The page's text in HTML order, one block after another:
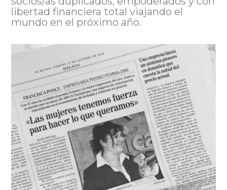
libertad financiera total viajando el
mundo en el próximo año.